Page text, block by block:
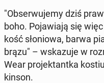
"Ob­ser­wu­je­my dziś
boho. Po­ja­wia­ją się
kość sło­nio­wa, barwa
brązu" – wska­zu­je w
Wear pro­jek­tant­ka
kin­son.